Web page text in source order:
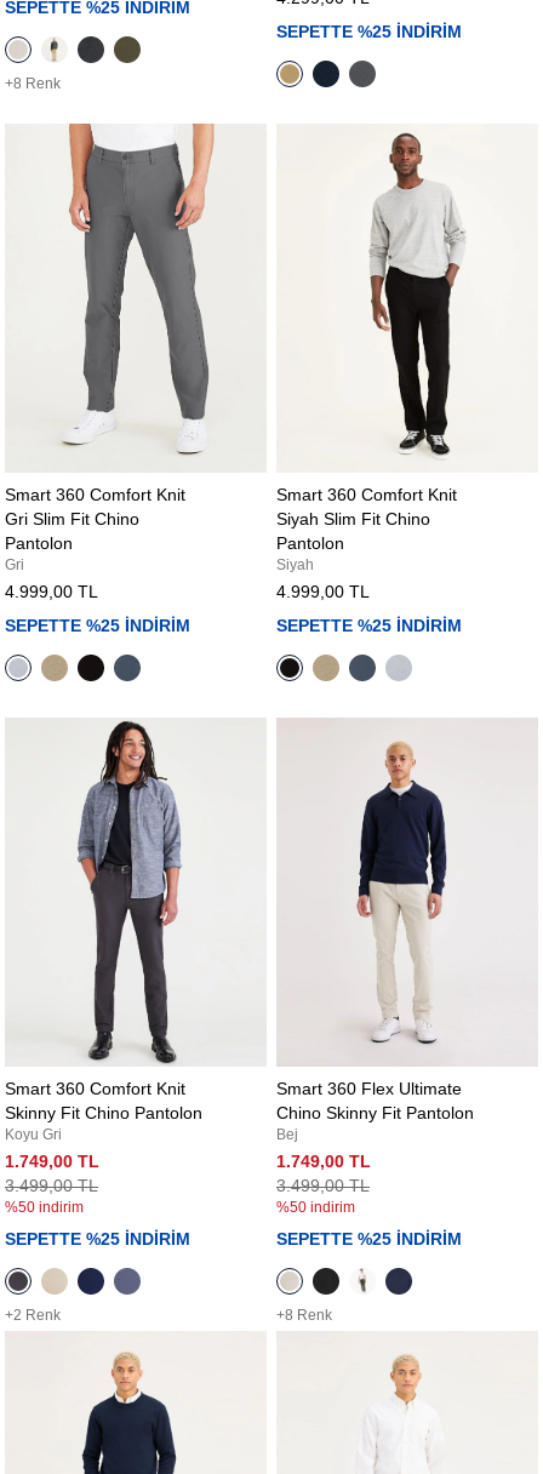
+8 Renk
SEPETTE %25 İNDİRİM
SEPETTE %25 İNDİRİM
Smart 360 Comfort Knit
Gri Slim Fit Chino
Pantolon
Gri
4.999,00 TL
SEPETTE %25 İNDİRİM
Smart 360 Comfort Knit
Siyah Slim Fit Chino
Pantolon
Siyah
4.999,00 TL
SEPETTE %25 İNDİRİM
+2 Renk
Smart 360 Comfort Knit
Skinny Fit Chino Pantolon
Koyu Gri
3.499,00 TL
1.749,00 TL
%50 indirim
SEPETTE %25 İNDİRİM
+8 Renk
Smart 360 Flex Ultimate
Chino Skinny Fit Pantolon
Bej
3.499,00 TL
1.749,00 TL
%50 indirim
SEPETTE %25 İNDİRİM